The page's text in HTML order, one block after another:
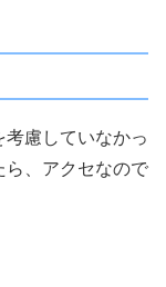
慮していなかっ
ら、アクセなので